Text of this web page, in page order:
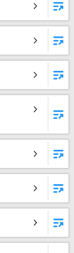
大神晃牙(CV.小野友